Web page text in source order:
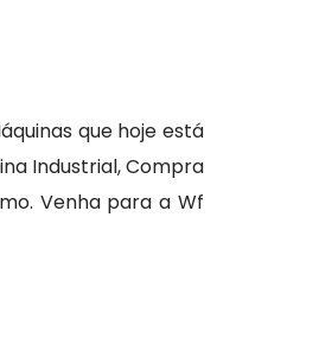
que hoje está
Industrial, Compra
Venha para a Wf